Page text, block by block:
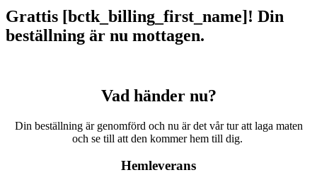
Grattis [bctk_billing_first_name]! Din
beställning är nu mottagen.
Vad händer nu?
Din beställning är genomförd och nu är det vår tur att laga maten
och se till att den kommer hem till dig.
Hemleverans